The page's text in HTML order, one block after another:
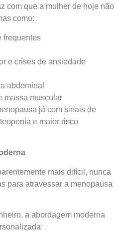
com que a mulher de hoje não
como:
frequentes
e crises de ansiedade
abdominal
massa muscular
já com sinais de
e maior risco
mais difícil, nunca
para atravessar a menopausa
a abordagem moderna